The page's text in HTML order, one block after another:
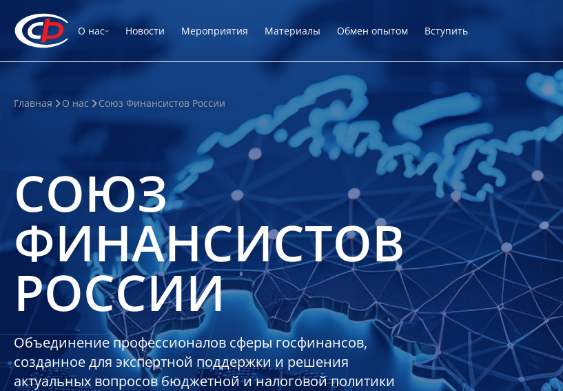
О нас Новости Мероприятия Материалы Обмен опытом Вступить
Главная О нас Союз Финансистов России
СОЮЗ
ФИНАНСИСТОВ
РОССИИ
Объединение профессионалов сферы госфинансов,
созданное для экспертной поддержки и решения
актуальных вопросов бюджетной и налоговой политики